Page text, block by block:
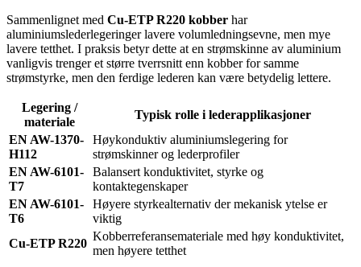
Sammenlignet med Cu-ETP R220 kobber har
aluminiumslederlegeringer lavere volumledningsevne, men mye
lavere tetthet. I praksis betyr dette at en strømskinne av aluminium
vanligvis trenger et større tverrsnitt enn kobber for samme
strømstyrke, men den ferdige lederen kan være betydelig lettere.
Legering /
materiale
Typisk rolle i lederapplikasjoner
EN AW-1370-
H112
Høykonduktiv aluminiumslegering for
strømskinner og lederprofiler
EN AW-6101-
T7
Balansert konduktivitet, styrke og
kontaktegenskaper
EN AW-6101-
T6
Høyere styrkealternativ der mekanisk ytelse er
viktig
Cu-ETP R220
Kobberreferansemateriale med høy konduktivitet,
men høyere tetthet